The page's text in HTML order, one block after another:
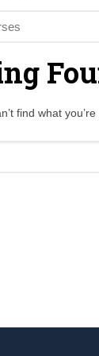
find what